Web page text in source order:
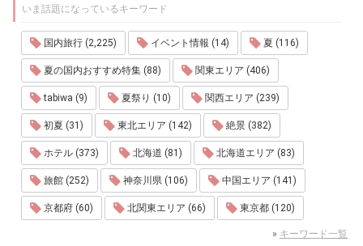
いま話題になっているキーワード
国内旅行 (2,225) イベント情報 (14) 夏 (116)
夏の国内おすすめ特集 (88) 関東エリア (406)
tabiwa (9) 夏祭り (10) 関西エリア (239)
初夏 (31) 東北エリア (142) 絶景 (382)
ホテル (373) 北海道 (81) 北海道エリア (83)
旅館 (252) 神奈川県 (106) 中国エリア (141)
京都府 (60) 北関東エリア (66) 東京都 (120)
» キーワード一覧